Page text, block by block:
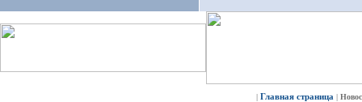
| Главная страница |